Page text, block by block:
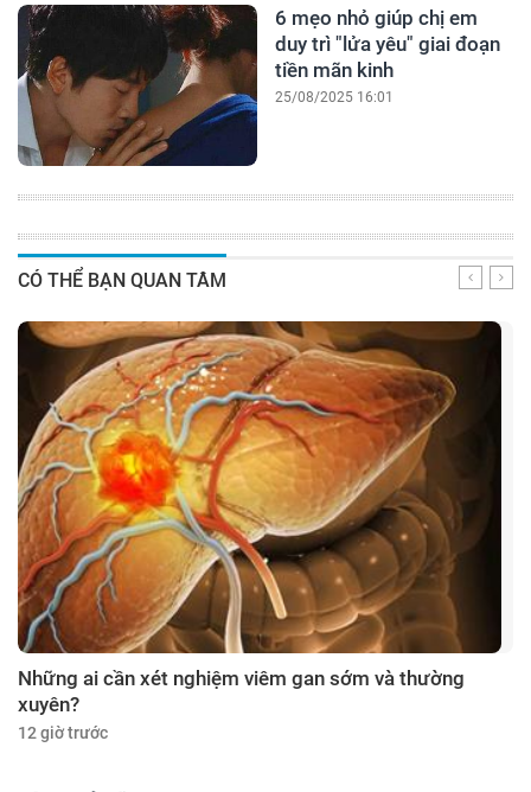
6 mẹo nhỏ giúp chị em
duy trì "lửa yêu" giai đoạn
tiền mãn kinh
25/08/2025 16:01
CÓ THỂ BẠN QUAN TÂM
Những ai cần xét nghiệm viêm gan sớm và thường
xuyên?
12 giờ trước